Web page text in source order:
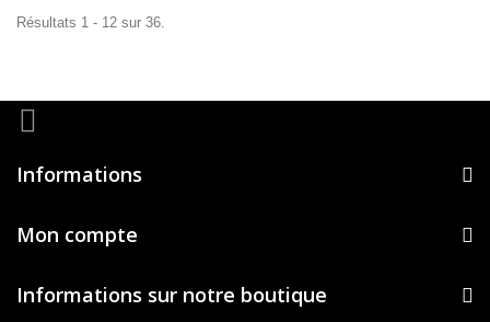
Résultats 1 - 12 sur 36.
Informations
Mon compte
Informations sur notre boutique